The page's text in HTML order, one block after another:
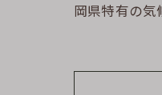
岡県特有の気